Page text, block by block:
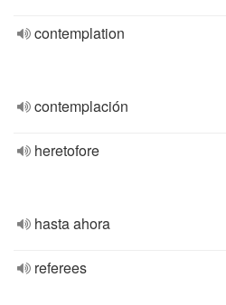
contemplation
contemplación
heretofore
hasta ahora
referees